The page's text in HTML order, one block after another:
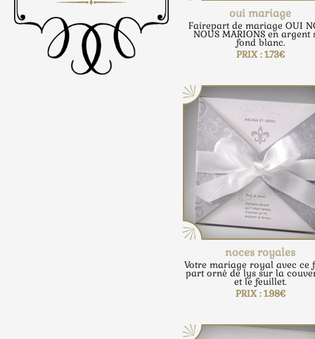
oui mariage
Fairepart de mariage OUI
NOUS MARIONS en argent
fond blanc.
PRIX : 1.73€
noces royales
Votre mariage royal avec ce
part orné de lys sur la
et le feuillet.
PRIX : 1.98€